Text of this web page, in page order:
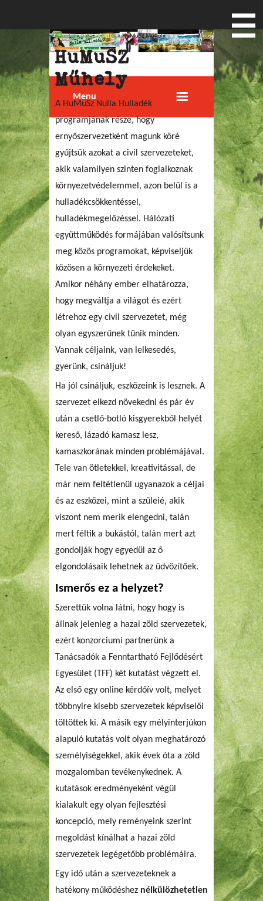
Menu
Jelenlegi hely
Főoldal»hálózatépítés» HuMuSZ Műhely
HuMuSZ
Műhely
A HuMuSz Nulla Hulladék
programjának része, hogy
ernyőszervezetként magunk köré
gyűjtsük azokat a civil szervezeteket,
akik valamilyen szinten foglalkoznak
környezetvédelemmel, azon belül is a
hulladékcsökkentéssel,
hulladékmegelőzéssel. Hálózati
együttműködés formájában valósítsunk
meg közös programokat, képviseljük
közösen a környezeti érdekeket.
Amikor néhány ember elhatározza,
hogy megváltja a világot és ezért
létrehoz egy civil szervezetet, még
olyan egyszerűnek tűnik minden.
Vannak céljaink, van lelkesedés,
gyerünk, csináljuk!
Ha jól csináljuk, eszközeink is lesznek. A
szervezet elkezd növekedni és pár év
után a csetlő-botló kisgyerekből helyét
kereső, lázadó kamasz lesz,
kamaszkorának minden problémájával.
Tele van ötletekkel, kreativitással, de
már nem feltétlenül ugyanazok a céljai
és az eszközei, mint a szüleié, akik
viszont nem merik elengedni, talán
mert féltik a bukástól, talán mert azt
gondolják hogy egyedül az ő
elgondolásaik lehetnek az üdvözítőek.
Ismerős ez a helyzet?
Szerettük volna látni, hogy hogy is
állnak jelenleg a hazai zöld szervezetek,
ezért konzorciumi partnerünk a
Tanácsadók a Fenntartható Fejlődésért
Egyesület (TFF) két kutatást végzett el.
Az első egy online kérdőív volt, melyet
többnyire kisebb szervezetek képviselői
töltöttek ki. A másik egy mélyinterjúkon
alapuló kutatás volt olyan meghatározó
személyiségekkel, akik évek óta a zöld
mozgalomban tevékenykednek. A
kutatások eredményeként végül
kialakult egy olyan fejlesztési
koncepció, mely reményeink szerint
megoldást kínálhat a hazai zöld
szervezetek legégetőbb problémáira.
Egy idő után a szervezeteknek a
hatékony működéshez nélkülözhetetlen